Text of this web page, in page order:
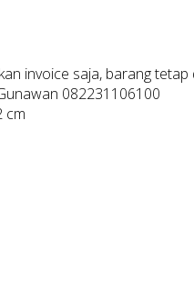
invoice saja, barang
082231106100
cm